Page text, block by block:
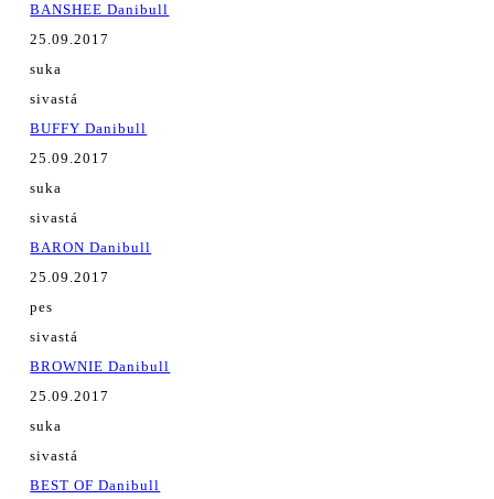
BANSHEE Danibull
25.09.2017
suka
sivastá
BUFFY Danibull
25.09.2017
suka
sivastá
BARON Danibull
25.09.2017
pes
sivastá
BROWNIE Danibull
25.09.2017
suka
sivastá
BEST OF Danibull